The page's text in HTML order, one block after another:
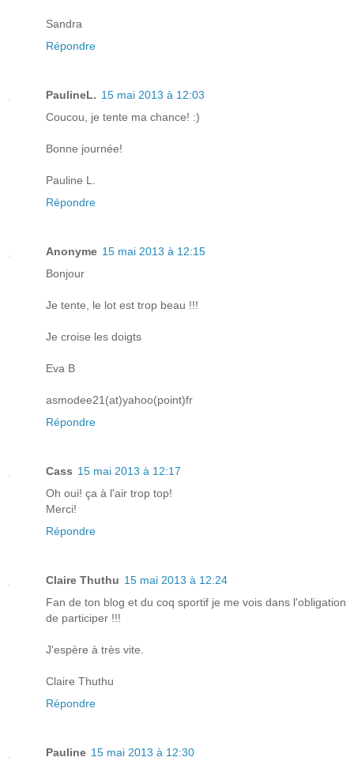
Sandra
Répondre
PaulineL. 15 mai 2013 à 12:03
Coucou, je tente ma chance! :)
Bonne journée!
Pauline L.
Répondre
Anonyme 15 mai 2013 à 12:15
Bonjour
Je tente, le lot est trop beau !!!
Je croise les doigts
Eva B
asmodee21(at)yahoo(point)fr
Répondre
Cass 15 mai 2013 à 12:17
Oh oui! ça à l'air trop top!
Merci!
Répondre
Claire Thuthu 15 mai 2013 à 12:24
Fan de ton blog et du coq sportif je me vois dans l'obligation
de participer !!!
J'espère à très vite.
Claire Thuthu
Répondre
Pauline 15 mai 2013 à 12:30